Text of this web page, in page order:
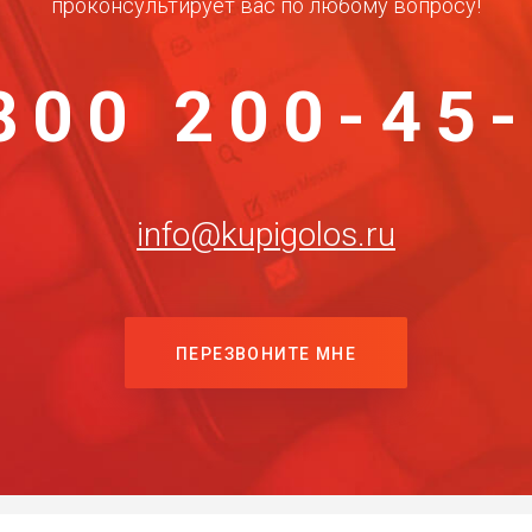
проконсультирует вас по любому вопросу!
200-
info@kupigolos.ru
ПЕРЕЗВОНИТЕ МНЕ